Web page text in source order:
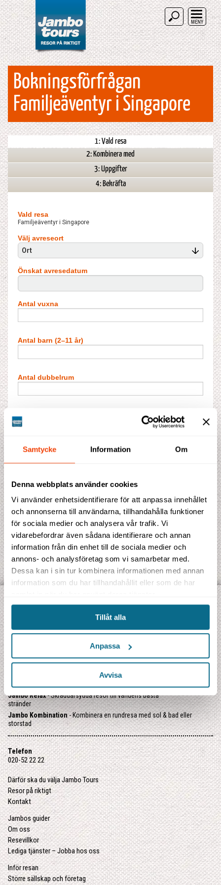
Samtycke Information Om
Denna webbplats använder cookies
Vi använder enhetsidentifierare för att anpassa innehållet
och annonserna till användarna, tillhandahålla funktioner
för sociala medier och analysera vår trafik. Vi
vidarebefordrar även sådana identifierare och annan
information från din enhet till de sociala medier och
annons- och analysföretag som vi samarbetar med.
Dessa kan i sin tur kombinera informationen med annan
information som du har tillhandahållit eller som de har
Tillåt alla
Anpassa
Avvisa
MENY
Bokningsförfrågan
Familjeäventyr i Singapore
1: Vald resa
2: Kombinera med
3: Uppgifter
4: Bekräfta
Vald resa
Familjeäventyr i Singapore
Välj avreseort
Ort
Önskat avresedatum
Antal vuxna
Antal barn (2–11 år)
Antal dubbelrum
Antal enkelrum
Jambo Safari- Safariresor på riktigt
- Äventyrsresor i internationell grupp
Jambo Kryssning- Utvalda kryssningar i litet format
- Färdiga resepaket med utvalda favoriter
Jambo Relax- Skräddarsydda resor till världens bästa
stränder
Jambo Kombination- Kombinera en rundresa med sol & bad eller
storstad
Telefon
020-52 22 22
Därför ska du välja Jambo Tours
Resor på riktigt
Kontakt
Jambos guider
Om oss
Resevillkor
Lediga tjänster – Jobba hos oss
Inför resan
Större sällskap och företag